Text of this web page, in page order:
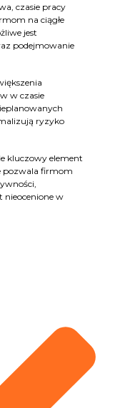
czasie pracy
na ciągłe
jest
podejmowanie
w czasie
ryzyko
kluczowy element
pozwala firmom
nieocenione w